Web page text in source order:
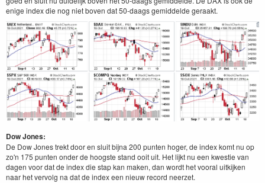
enige index die nog niet boven dat 50-daags gemiddelde geraakt.
Dow Jones:
De Dow Jones trekt door en sluit bijna 200 punten hoger, de index komt nu op
zo'n 175 punten onder de hoogste stand ooit uit. Het lijkt nu een kwestie van
dagen voor dat de index die stap kan maken, dan wordt het vooral uitkijken
naar het vervolg na dat de index een nieuw record neerzet.